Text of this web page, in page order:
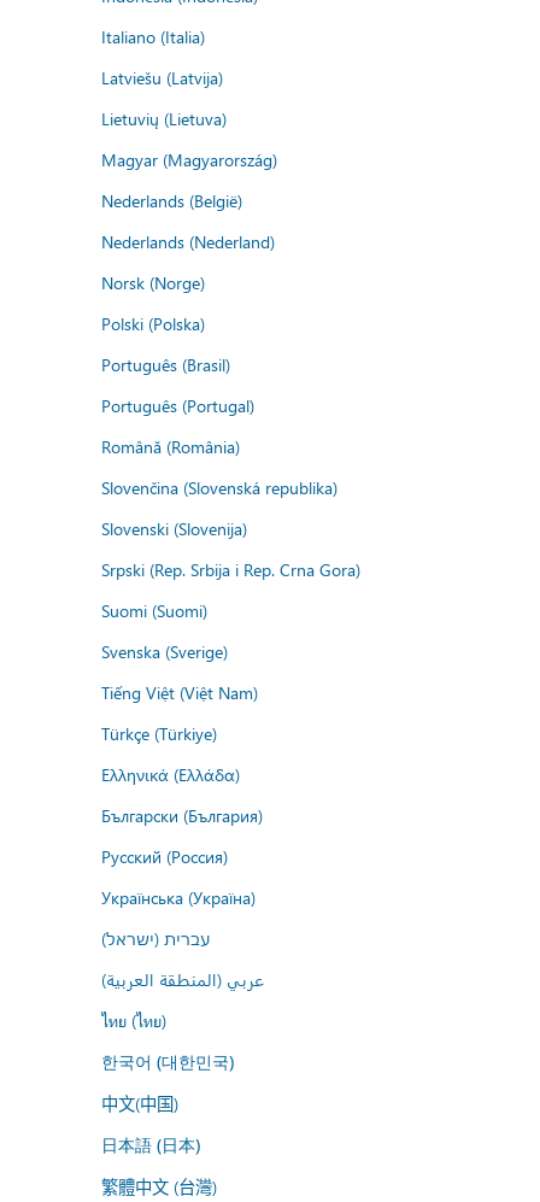
Italiano (Italia)
Latviešu (Latvija)
Lietuvių (Lietuva)
Magyar (Magyarország)
Nederlands (België)
Nederlands (Nederland)
Norsk (Norge)
Polski (Polska)
Português (Brasil)
Português (Portugal)
Română (România)
Slovenčina (Slovenská republika)
Slovenski (Slovenija)
Srpski (Rep. Srbija i Rep. Crna Gora)
Suomi (Suomi)
Svenska (Sverige)
Tiếng Việt (Việt Nam)
Türkçe (Türkiye)
Ελληνικά (Ελλάδα)
Български (България)
Русский (Россия)
Українська (Україна)
עברית (ישראל)
عربي (المنطقة العربية)
ไทย (ไทย)
한국어 (대한민국)
中文(中国)
日本語 (日本)
繁體中文 (台灣)